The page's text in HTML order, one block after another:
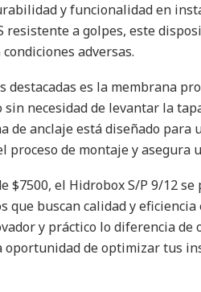
y funcionalidad en
resistente a golpes, este
adversas.
destacadas es la membrana
necesidad de levantar la
de anclaje está diseñado
proceso de montaje y asegura
$7500, el Hidrobox S/P 9/12
que buscan calidad y eficiencia
y práctico lo diferencia de
oportunidad de optimizar tus